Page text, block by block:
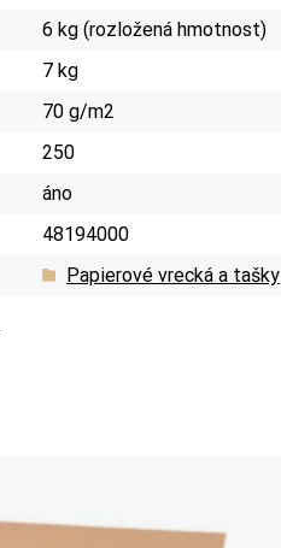
6 kg (rozložená hmotnost)
7 kg
70 g/m2
250
áno
48194000
Papierové vrecká a tašky